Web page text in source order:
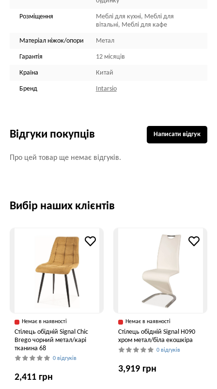
Розміщення
Меблі для кухні, Меблі для
вітальні, Меблі для кафе
Матеріал ніжок/опори Метал
Гарантія 12 місяців
Країна Китай
Бренд Intarsio
Відгуки покупців
Про цей товар ще немає відгуків.
Написати відгук
Вибір наших клієнтів
Немає в наявності
Стілець обідній Signal Chic
Brego чорний метал/карі
тканина 68
0 відгуків
2,411 грн
Немає в наявності
Стілець обідній Signal H090
хром метал/біла екошкіра
0 відгуків
3,919 грн